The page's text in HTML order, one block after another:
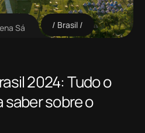
Sá Brasil
2024: Tudo o
saber sobre o